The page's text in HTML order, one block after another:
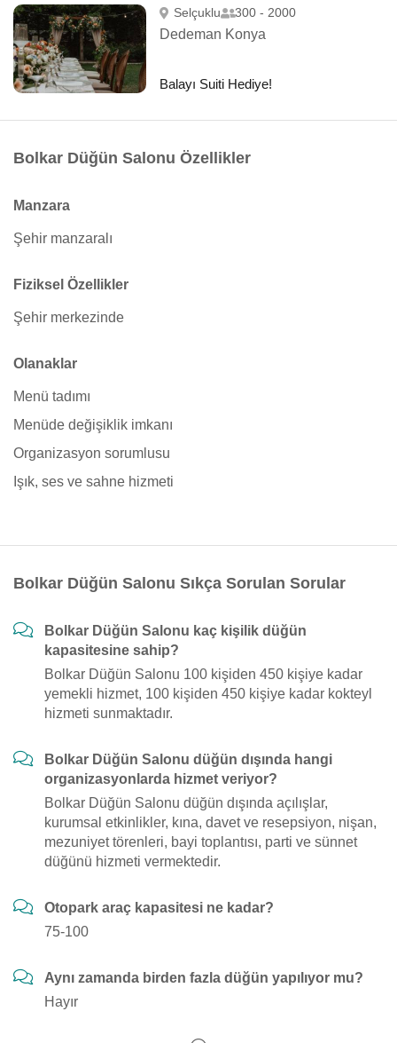
Selçuklu 300 - 2000
Dedeman Konya
Balayı Suiti Hediye!
Bolkar Düğün Salonu Özellikler
Manzara
Şehir manzaralı
Fiziksel Özellikler
Şehir merkezinde
Olanaklar
Menü tadımı
Menüde değişiklik imkanı
Organizasyon sorumlusu
Işık, ses ve sahne hizmeti
Bolkar Düğün Salonu Sıkça Sorulan Sorular
Bolkar Düğün Salonu kaç kişilik düğün
kapasitesine sahip?
Bolkar Düğün Salonu 100 kişiden 450 kişiye kadar
yemekli hizmet, 100 kişiden 450 kişiye kadar kokteyl
hizmeti sunmaktadır.
Bolkar Düğün Salonu düğün dışında hangi
organizasyonlarda hizmet veriyor?
Bolkar Düğün Salonu düğün dışında açılışlar,
kurumsal etkinlikler, kına, davet ve resepsiyon, nişan,
mezuniyet törenleri, bayi toplantısı, parti ve sünnet
düğünü hizmeti vermektedir.
Otopark araç kapasitesi ne kadar?
75-100
Aynı zamanda birden fazla düğün yapılıyor mu?
Hayır